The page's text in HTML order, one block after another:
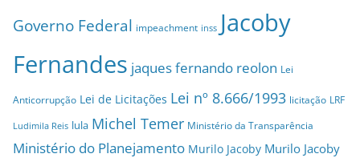
Governo Federal impeachment inss Jacoby
Fernandes jaques fernando reolon Lei
Anticorrupção Lei de Licitações Lei nº 8.666/1993 licitação LRF
Ludimila Reis lula Michel Temer Ministério da Transparência
Ministério do Planejamento Murilo Jacoby Murilo Jacoby